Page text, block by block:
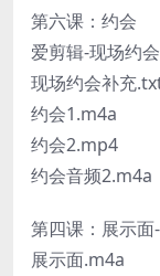
第六课：约会
爱剪辑-现场约
现场约会补充
约会1.m4a
约会2.mp4
约会音频2.m4a
第四课：展示面
展示面.m4a